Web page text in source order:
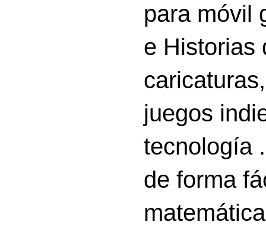
para móvil
e Historias
juegos
tecnología
de forma